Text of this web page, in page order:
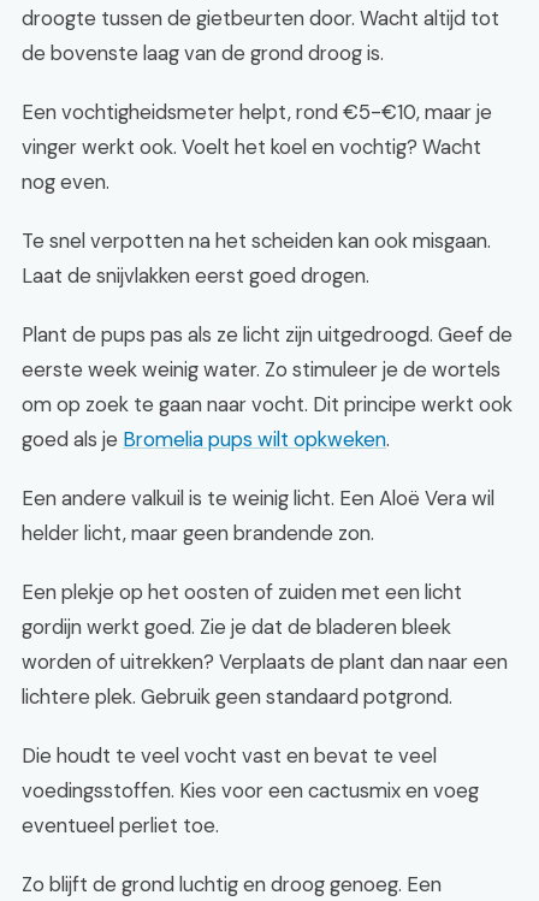
droogte tussen de gietbeurten door. Wacht altijd tot
de bovenste laag van de grond droog is.
Een vochtigheidsmeter helpt, rond €5-€10, maar je
vinger werkt ook. Voelt het koel en vochtig? Wacht
nog even.
Te snel verpotten na het scheiden kan ook misgaan.
Laat de snijvlakken eerst goed drogen.
Plant de pups pas als ze licht zijn uitgedroogd. Geef de
eerste week weinig water. Zo stimuleer je de wortels
om op zoek te gaan naar vocht. Dit principe werkt ook
goed als je Bromelia pups wilt opkweken.
Een andere valkuil is te weinig licht. Een Aloë Vera wil
helder licht, maar geen brandende zon.
Een plekje op het oosten of zuiden met een licht
gordijn werkt goed. Zie je dat de bladeren bleek
worden of uitrekken? Verplaats de plant dan naar een
lichtere plek. Gebruik geen standaard potgrond.
Die houdt te veel vocht vast en bevat te veel
voedingsstoffen. Kies voor een cactusmix en voeg
eventueel perliet toe.
Zo blijft de grond luchtig en droog genoeg. Een